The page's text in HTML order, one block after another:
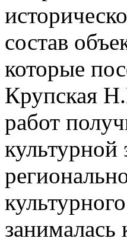
состав
которые
Крупская
работ
культурной